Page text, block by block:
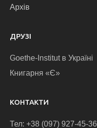
Архів
ДРУЗІ
Goethe-Institut в Україні
Книгарня «Є»
КОНТАКТИ
Тел: +38 (097) 927-45-36